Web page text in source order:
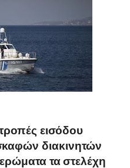
εισόδου
διακινητών
τα στελέχη